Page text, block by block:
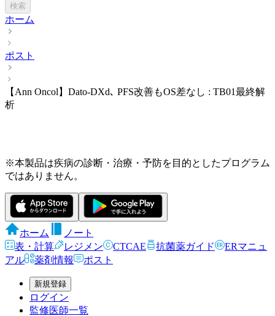
検索
ホーム
ポスト
【Ann Oncol】Dato-DXd､ PFS改善もOS差なし : TB01最終解
析
※本製品は疾病の診断・治療・予防を目的としたプログラム
ではありません。
ホーム
ノート
表・計算
レジメン CTCAE 抗菌薬ガイド
ERマニュ
アル
薬剤情報 ポスト
新規登録
ログイン
監修医師一覧